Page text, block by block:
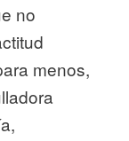
no
menos,